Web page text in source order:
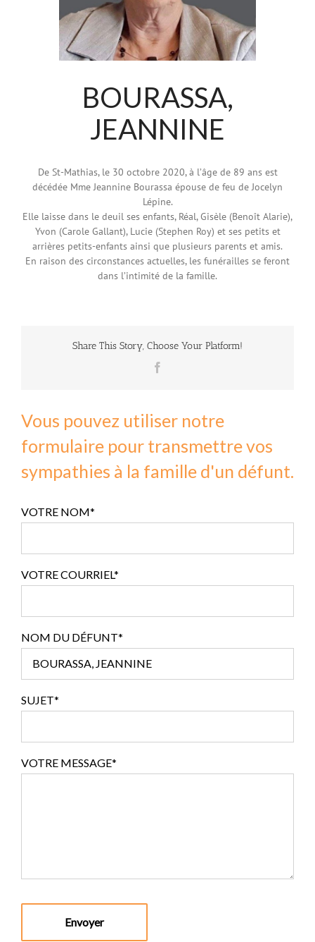
BOURASSA,
JEANNINE
De St-Mathias, le 30 octobre 2020, à l’âge de 89 ans est
décédée Mme Jeannine Bourassa épouse de feu de Jocelyn
Lépine.
Elle laisse dans le deuil ses enfants, Réal, Gisèle (Benoît Alarie),
Yvon (Carole Gallant), Lucie (Stephen Roy) et ses petits et
arrières petits-enfants ainsi que plusieurs parents et amis.
En raison des circonstances actuelles, les funérailles se feront
dans l’intimité de la famille.
Share This Story, Choose Your Platform!
Vous pouvez utiliser notre
formulaire pour transmettre vos
sympathies à la famille d'un défunt.
VOTRE NOM*
VOTRE COURRIEL*
NOM DU DÉFUNT*
SUJET*
VOTRE MESSAGE*